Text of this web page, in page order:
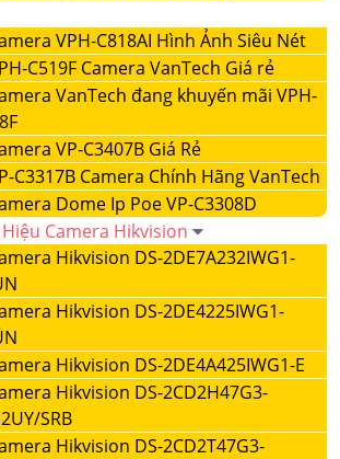
VPH-C818AI Hình Ảnh Siêu Nét
C519F Camera VanTech Giá rẻ
VanTech đang khuyến mãi VPH-
VP-C3407B Giá Rẻ
C3317B Camera Chính Hãng VanTech
Dome Ip Poe VP-C3308D
Camera Hikvision
Hikvision DS-2DE7A232IWG1-
Hikvision DS-2DE4225IWG1-
Hikvision DS-2DE4A425IWG1-E
Hikvision DS-2CD2H47G3-
SRB
Hikvision DS-2CD2T47G3-